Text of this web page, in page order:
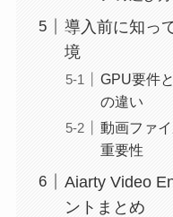
導入前に知っ
境
GPU要件
の違い
動画ファ
重要性
Aiarty Video
ントまとめ